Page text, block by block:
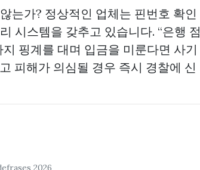
는가? 정상적인 업체는 핀번호 확인
시스템을 갖추고 있습니다. “은행 점
핑계를 대며 입금을 미룬다면 사기
피해가 의심될 경우 즉시 경찰에 신
2026